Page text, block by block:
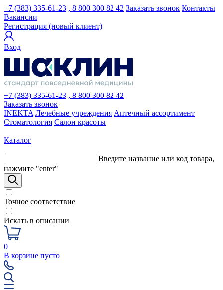
+7 (383) 335-61-23 , 8 800 300 82 42 Заказать звонок Контакты
Вакансии
Регистрация (новый клиент)
Вход
+7 (383) 335-61-23 , 8 800 300 82 42
Заказать звонок
INEKTA Лечебные учреждения Аптечный ассортимент
Стоматология Салон красоты
Каталог
Введите название или код товара,
нажмите "enter"
Точное соответствие
Искать в описании
0
В корзине пусто